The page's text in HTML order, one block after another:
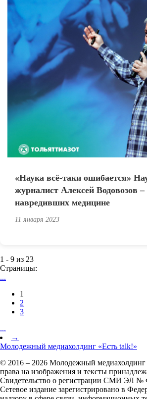
«Наука всё-таки ошибается»
журналист Алексей Водовозов
навредивших медицине
11 января 2023
1 - 9 из 23
Страницы:
...
1
2
3
...
→
Молодежный медиахолдинг «Есть talk!»
© 2016 – 2026 Молодежный медиахолдинг
права на изображения и тексты
Свидетельство о регистрации СМИ ЭЛ №
Сетевое издание зарегистрировано в